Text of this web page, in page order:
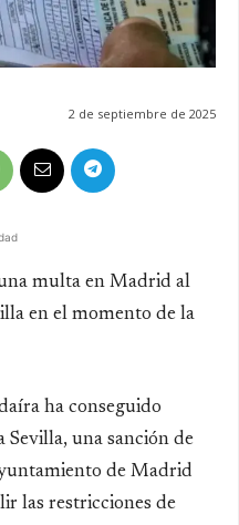
2 de septiembre de 2025
multa en Madrid al
en el momento de la
ha conseguido
Sevilla, una sanción de
de Madrid
las restricciones de